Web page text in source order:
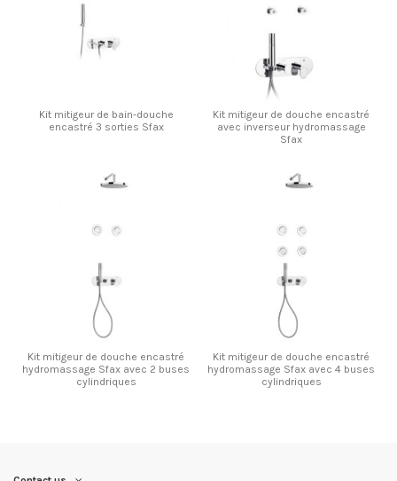
Kit mitigeur de bain-douche
encastré 3 sorties Sfax
Kit mitigeur de douche encastré
avec inverseur hydromassage
Sfax
Kit mitigeur de douche encastré
hydromassage Sfax avec 2 buses
cylindriques
Kit mitigeur de douche encastré
hydromassage Sfax avec 4 buses
cylindriques